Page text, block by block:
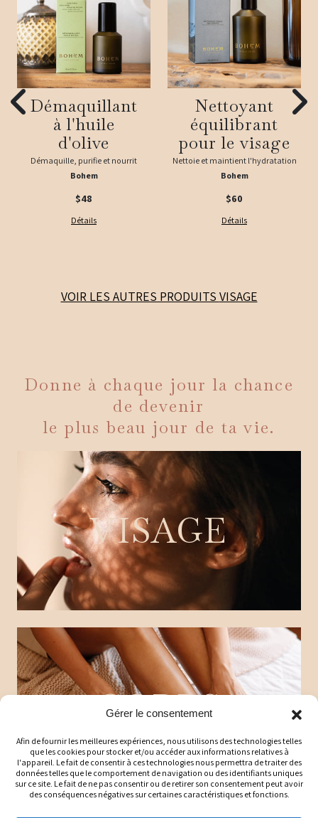
Gérer le consentement
Afin de fournir les meilleures expériences, nous utilisons des technologies telles
que les cookies pour stocker et/ou accéder aux informations relatives à
l'appareil. Le fait de consentir à ces technologies nous permettra de traiter des
données telles que le comportement de navigation ou des identifiants uniques
sur ce site. Le fait de ne pas consentir ou de retirer son consentement peut avoir
des conséquences négatives sur certaines caractéristiques et fonctions.
Démaquillant
à l'huile
d'olive
Démaquille, purifie et nourrit
Bohem
$48
Détails
Nettoyant
équilibrant
pour le visage
Nettoie et maintient l'hydratation
Bohem
$60
Détails
VOIR LES AUTRES PRODUITS VISAGE
Donne à chaque jour la chance
de devenir
le plus beau jour de ta vie.
VISAGE
CORPS